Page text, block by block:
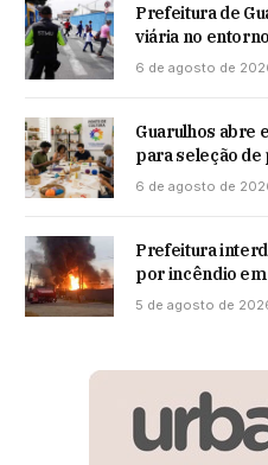
Prefeitura de
viária no
6 de agosto de
Guarulhos abre
para seleção
6 de agosto de
Prefeitura
por incêndio
5 de agosto de